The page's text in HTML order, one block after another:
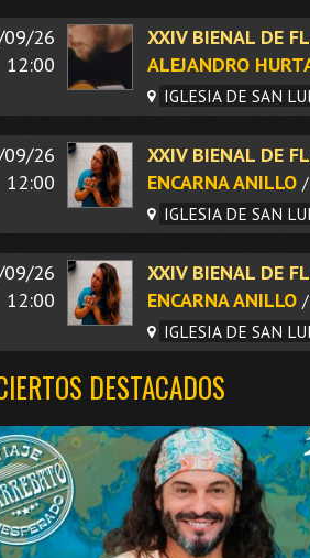
09/26
12:00
XXIV BIENAL DE
ALEJANDRO
IGLESIA DE SAN
09/26
12:00
XXIV BIENAL DE
ENCARNA ANILLO /
IGLESIA DE SAN
09/26
12:00
XXIV BIENAL DE
ENCARNA ANILLO /
IGLESIA DE SAN
DESTACADOS